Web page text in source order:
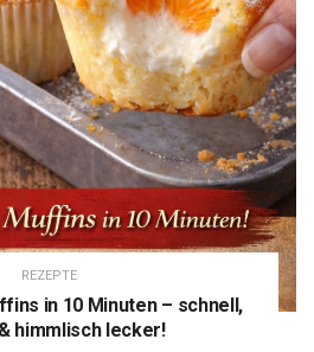
REZEPTE
in 10 Minuten – schnell,
himmlisch lecker!